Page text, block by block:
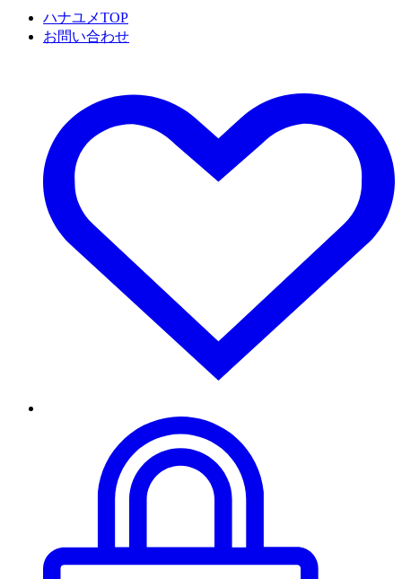
ハナユメTOP
お問い合わせ